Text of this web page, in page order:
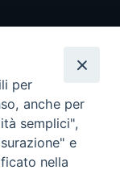
per
anche per
semplici",
e
nella